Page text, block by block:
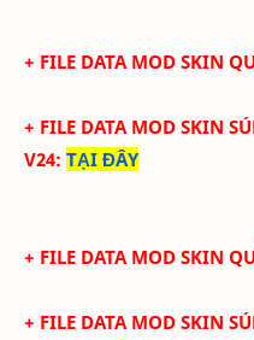
+ FILE DATA MOD SKIN
+ FILE DATA MOD SKIN
V24: TẠI ĐÂY
+ FILE DATA MOD SKIN
+ FILE DATA MOD SKIN